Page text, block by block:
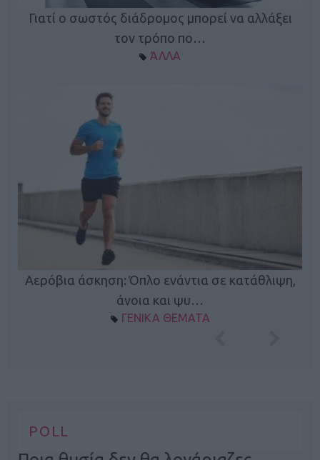
Γιατί ο σωστός διάδρομος μπορεί να αλλάξει
τον τρόπο πο…
ΆΛΛΑ
Αερόβια άσκηση: Όπλο ενάντια σε κατάθλιψη,
άνοια και ψυ…
ΓΕΝΙΚΑ ΘΕΜΑΤΑ
POLL